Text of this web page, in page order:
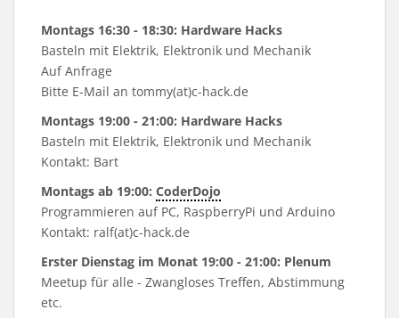
Montags 16:30 - 18:30: Hardware Hacks
Basteln mit Elektrik, Elektronik und Mechanik
Auf Anfrage
Bitte E-Mail an tommy(at)c-hack.de
Montags 19:00 - 21:00: Hardware Hacks
Basteln mit Elektrik, Elektronik und Mechanik
Kontakt: Bart
Montags ab 19:00: CoderDojo
Programmieren auf PC, RaspberryPi und Arduino
Kontakt: ralf(at)c-hack.de
Erster Dienstag im Monat 19:00 - 21:00: Plenum
Meetup für alle - Zwangloses Treffen, Abstimmung
etc.